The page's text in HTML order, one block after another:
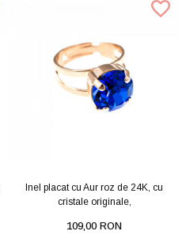
Inel placat cu Aur roz de 24K, cu
cristale originale,
109,00 RON